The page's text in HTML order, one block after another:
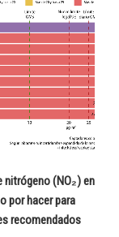
nitrógeno (NO₂) en
por hacer para
recomendados